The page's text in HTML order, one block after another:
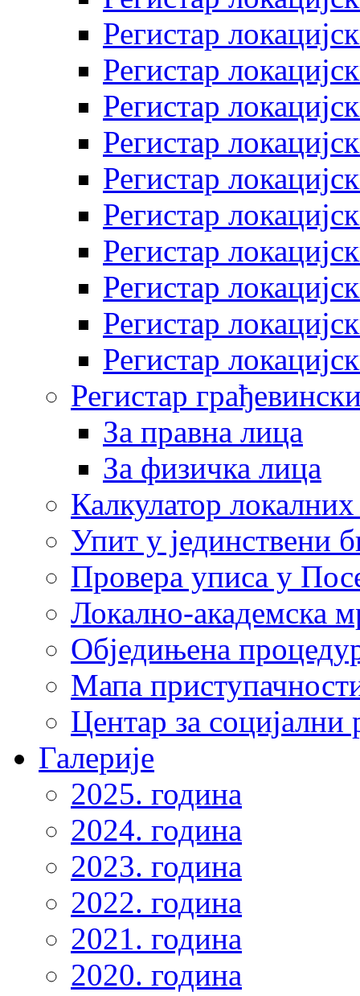
Регистар
Регистар
Регистар
Регистар
Регистар
Регистар
Регистар
Регистар
Регистар
Регистар
Регистар
За правна лица
За физичка лица
Калкулатор
Упит у јединствени
Провера уписа у
Локално-академска
Обједињена
Мапа
Центар за
Галерије
2025. година
2024. година
2023. година
2022. година
2021. година
2020. година